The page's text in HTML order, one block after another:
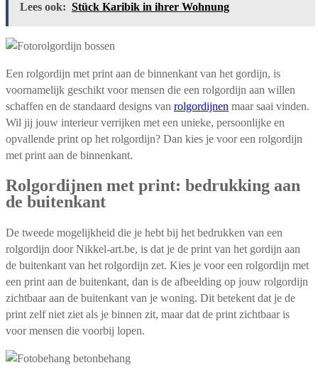
Lees ook: Stück Karibik in ihrer Wohnung
Een rolgordijn met print aan de binnenkant van het gordijn, is
voornamelijk geschikt voor mensen die een rolgordijn aan willen
schaffen en de standaard designs van rolgordijnen maar saai vinden.
Wil jij jouw interieur verrijken met een unieke, persoonlijke en
opvallende print op het rolgordijn? Dan kies je voor een rolgordijn
met print aan de binnenkant.
Rolgordijnen met print: bedrukking aan
de buitenkant
De tweede mogelijkheid die je hebt bij het bedrukken van een
rolgordijn door Nikkel-art.be, is dat je de print van het gordijn aan
de buitenkant van het rolgordijn zet. Kies je voor een rolgordijn met
een print aan de buitenkant, dan is de afbeelding op jouw rolgordijn
zichtbaar aan de buitenkant van je woning. Dit betekent dat je de
print zelf niet ziet als je binnen zit, maar dat de print zichtbaar is
voor mensen die voorbij lopen.